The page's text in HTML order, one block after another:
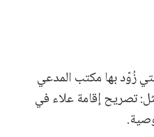
زُوّد بها مكتب المدعي
تصريح إقامة علاء في